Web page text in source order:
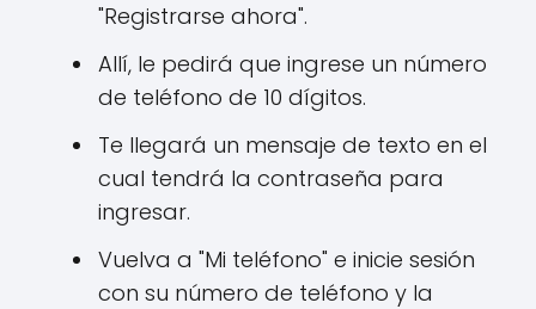
"Registrarse ahora".
Allí, le pedirá que ingrese un número
de teléfono de 10 dígitos.
Te llegará un mensaje de texto en el
cual tendrá la contraseña para
ingresar.
Vuelva a "Mi teléfono" e inicie sesión
con su número de teléfono y la